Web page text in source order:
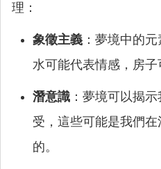
理：
象徵主義 ：夢境中的
水可能代表情感，房子
潛意識 ：夢境可以揭
受，這些可能是我們
的。